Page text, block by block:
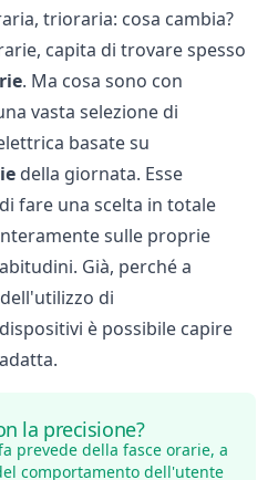
trioraria: cosa cambia?
capita di trovare spesso
. Ma cosa sono con
vasta selezione di
basate su
della giornata. Esse
fare una scelta in totale
sulle proprie
Già, perché a
di
è possibile capire
la precisione?
prevede della fasce orarie, a
comportamento dell'utente